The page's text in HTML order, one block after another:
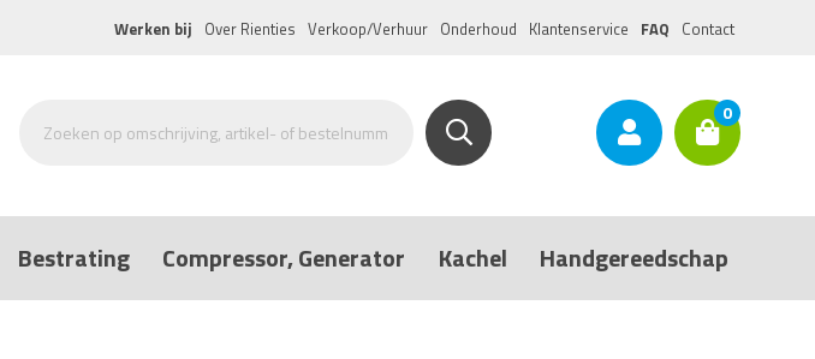
Werken bij Over Rienties Verkoop/Verhuur Onderhoud Klantenservice FAQ Contact
0
Bestrating Compressor, Generator Kachel Handgereedschap